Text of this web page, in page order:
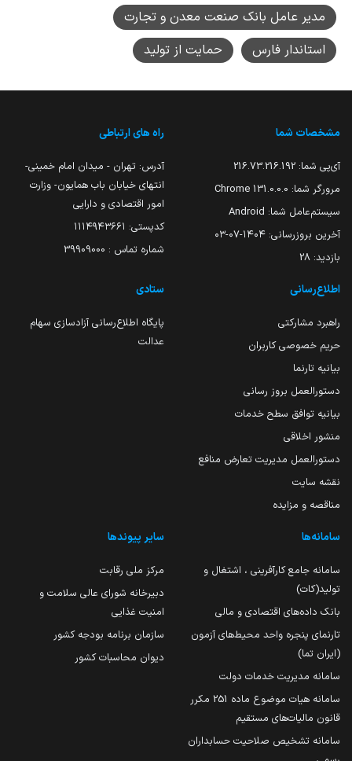
مدیر عامل بانک صنعت معدن و تجارت
استاندار فارس
حمایت از تولید
مشخصات شما
آی‌پی شما: 216.73.216.192
مرورگر شما: 131.0.0.0 Chrome
سیستم‌عامل شما: Android
آخرین بروزرسانی: ۱۴۰۴-۰۷-۰۳
بازدید: 28
راه های ارتباطی
آدرس: تهران - میدان امام خمینی-
انتهای خیابان باب همایون- وزارت
امور اقتصادی و دارایی
کدپستی: ۱۱۱۴۹۴۳۶۶۱
شماره تماس : 39909000
اطلاع‌رسانی
راهبرد مشارکتی
حریم خصوصی کاربران
بیانیه تارنما
دستورالعمل بروز رسانی
بیانیه توافق سطح خدمات
منشور اخلاقی
دستورالعمل مدیریت تعارض منافع
نقشه سایت
مناقصه و مزایده
ستادی
پایگاه اطلاع‌رسانی آزادسازی سهام
عدالت
سامانه‌ها
سامانه جامع کارآفرینی ، اشتغال و
تولید(کات)
بانک داده‌های اقتصادی و مالی
تارنمای پنجره واحد محیط‌های آزمون
(ایران تما)
سامانه مدیریت خدمات دولت
سامانه هیات موضوع ماده 251 مکرر
قانون مالیات‌های مستقیم
سامانه تشخیص صلاحیت حسابداران
سایر پیوندها
مرکز ملی رقابت
دبیرخانه شورای عالی سلامت و
امنیت غذایی
سازمان برنامه بودجه کشور
دیوان محاسبات کشور